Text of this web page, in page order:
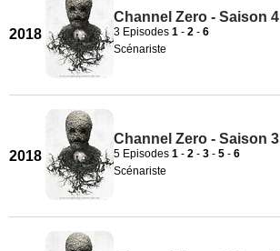
2018
Channel Zero - Saison 4
3 Episodes 1 - 2 - 6
Scénariste
2018
Channel Zero - Saison 3
5 Episodes 1 - 2 - 3 - 5 - 6
Scénariste